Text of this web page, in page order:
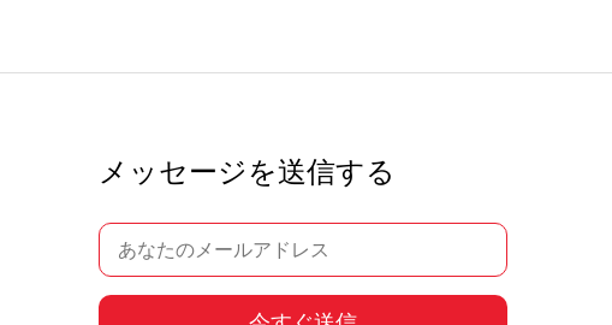
メッセージを送信する